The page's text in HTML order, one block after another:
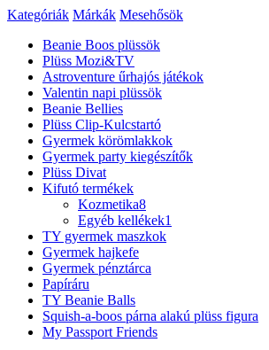
Kategóriák Márkák Mesehősök
Beanie Boos plüssök
Plüss Mozi&TV
Astroventure űrhajós játékok
Valentin napi plüssök
Beanie Bellies
Plüss Clip-Kulcstartó
Gyermek körömlakkok
Gyermek party kiegészítők
Plüss Divat
Kifutó termékek
Kozmetika8
Egyéb kellékek1
TY gyermek maszkok
Gyermek hajkefe
Gyermek pénztárca
Papíráru
TY Beanie Balls
Squish-a-boos párna alakú plüss figura
My Passport Friends